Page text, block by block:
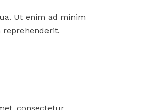
Ut enim ad minim